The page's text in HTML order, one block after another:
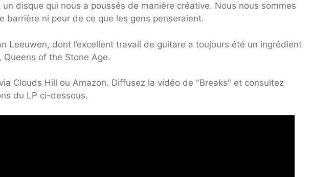
disque qui nous a poussés de manière créative. Nous nous sommes
barrière ni peur de ce que les gens penseraient.
Leeuwen, dont l’excellent travail de guitare a toujours été un ingrédient
of the Stone Age.
Clouds Hill ou Amazon. Diffusez la vidéo de "Breaks" et consultez
du LP ci-dessous.